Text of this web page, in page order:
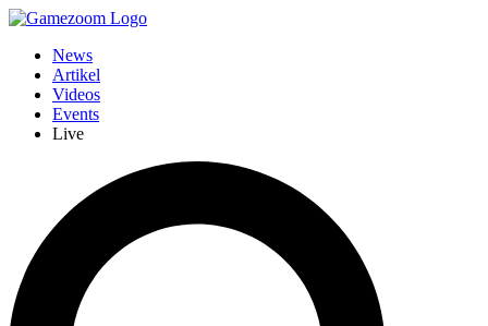
News
Artikel
Videos
Events
Live